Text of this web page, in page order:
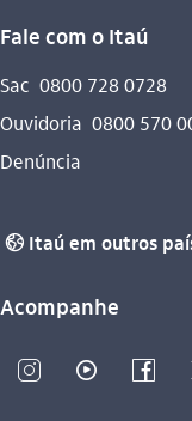
Fale com o Itaú
Sac 0800 728 0728
Ouvidoria 0800 570
Denúncia
globo_outline Itaú em outros
Acompanhe
instagram_outline video_outline facebook_outline